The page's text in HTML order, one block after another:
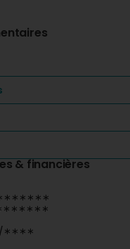
& financières
∗∗∗∗∗∗∗
∗∗∗∗